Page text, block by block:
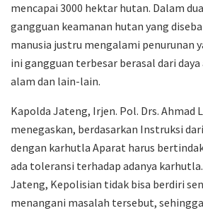
mencapai 3000 hektar hutan. Dalam
gangguan keamanan hutan yang
manusia justru mengalami penurunan
ini gangguan terbesar berasal dari
alam dan lain-lain.
Kapolda Jateng, Irjen. Pol. Drs. Ahmad
menegaskan, berdasarkan Instruksi
dengan karhutla Aparat harus
ada toleransi terhadap adanya
Jateng, Kepolisian tidak bisa berdiri
menangani masalah tersebut,